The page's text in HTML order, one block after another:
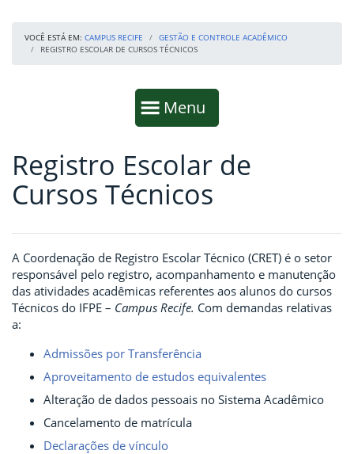
VOCÊ ESTÁ EM: CAMPUS RECIFE
GESTÃO E CONTROLE ACADÊMICO
REGISTRO ESCOLAR DE CURSOS TÉCNICOS
Mostrar
Menu
Fim da navegação
Início do conteúdo
Registro Escolar de
Cursos Técnicos
A Coordenação de Registro Escolar Técnico (CRET) é o setor
responsável pelo registro, acompanhamento e manutenção
das atividades acadêmicas referentes aos alunos do cursos
Técnicos do IFPE – Campus Recife. Com demandas relativas
a:
Admissões por Transferência
Aproveitamento de estudos equivalentes
Alteração de dados pessoais no Sistema Acadêmico
Cancelamento de matrícula
Declarações de vínculo